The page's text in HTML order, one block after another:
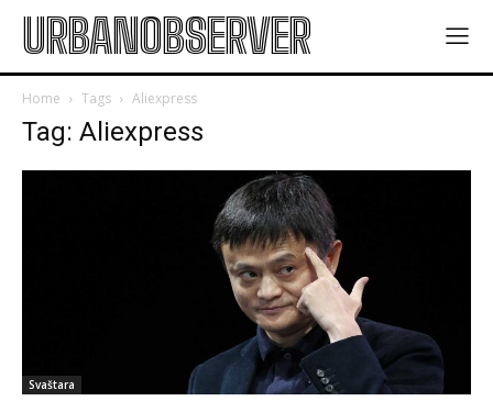
URBANOBSERVER
Home Tags Aliexpress
Tag: Aliexpress
Svaštara